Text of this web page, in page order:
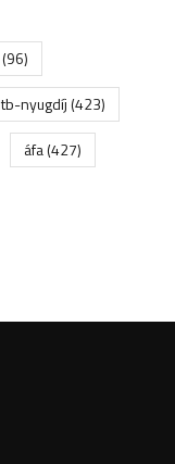
(96)
tb-nyugdíj(423)
áfa(427)